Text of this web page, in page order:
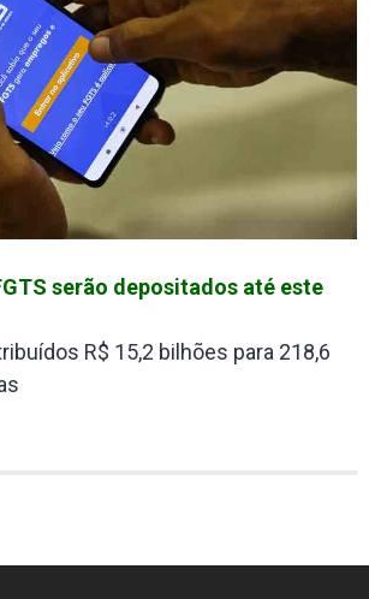
serão depositados até este
R$ 15,2 bilhões para 218,6